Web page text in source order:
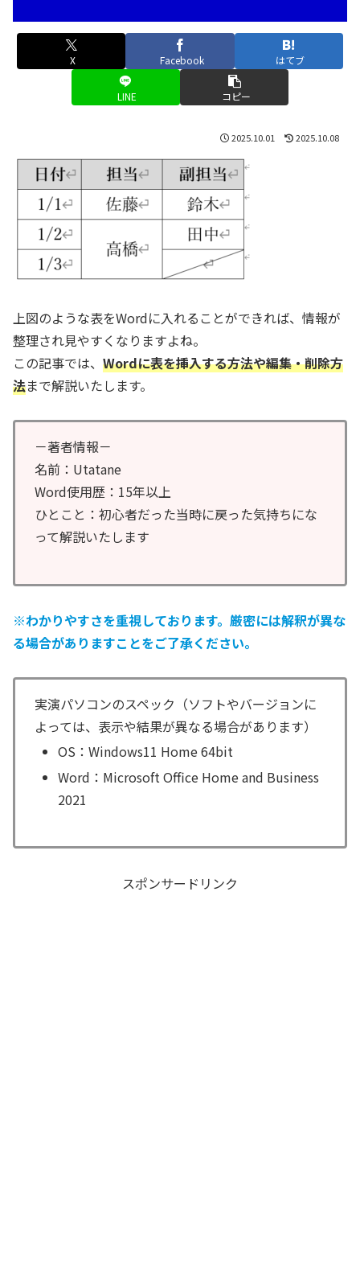
X Facebook はてブ
LINE コピー
2025.10.01 2025.10.08
上図のような表をWordに入れることができれば、情報が
整理され見やすくなりますよね。
この記事では、 Wordに表を挿入する方法や編集・削除方
法まで解説いたします。
－著者情報－
名前：Utatane
Word使用歴：15年以上
ひとこと：初心者だった当時に戻った気持ちにな
って解説いたします
※わかりやすさを重視しております。厳密には解釈が異な
る場合がありますことをご了承ください。
実演パソコンのスペック（ソフトやバージョンに
よっては、表示や結果が異なる場合があります）
OS：Windows11 Home 64bit
Word：Microsoft Office Home and Business
2021
スポンサードリンク